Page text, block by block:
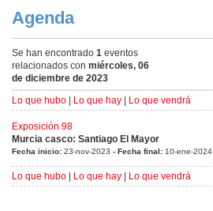
Agenda
Se han encontrado 1 eventos
relacionados con miércoles, 06
de diciembre de 2023
Lo que hubo
Lo que hay Lo que vendrá
Exposición 98
Murcia casco: Santiago El Mayor
Fecha inicio: 23-nov-2023 - Fecha final: 10-ene-2024
Lo que hubo Lo que hay Lo que vendrá